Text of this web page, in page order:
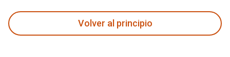
Volver al principio